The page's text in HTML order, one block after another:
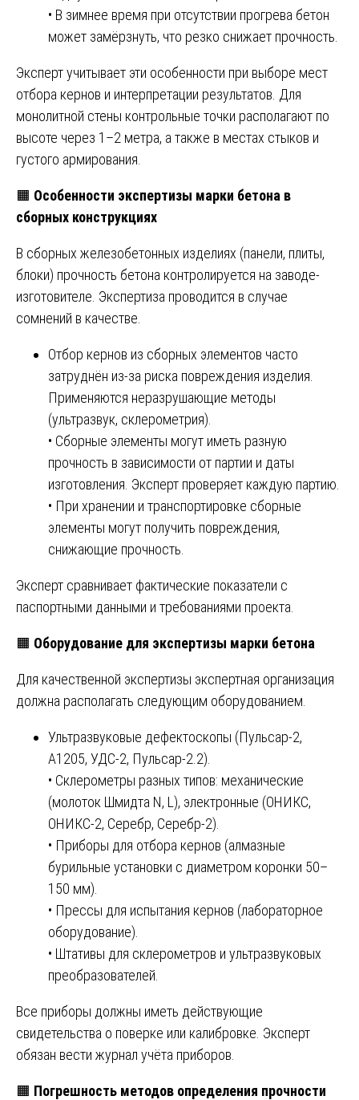
• В зимнее время при отсутствии прогрева бетон
может замёрзнуть, что резко снижает прочность.
Эксперт учитывает эти особенности при выборе мест
отбора кернов и интерпретации результатов. Для
монолитной стены контрольные точки располагают по
высоте через 1–2 метра, а также в местах стыков и
густого армирования.
🟧 Особенности экспертизы марки бетона в
сборных конструкциях
В сборных железобетонных изделиях (панели, плиты,
блоки) прочность бетона контролируется на заводе-
изготовителе. Экспертиза проводится в случае
сомнений в качестве.
Отбор кернов из сборных элементов часто
затруднён из-за риска повреждения изделия.
Применяются неразрушающие методы
(ультразвук, склерометрия).
• Сборные элементы могут иметь разную
прочность в зависимости от партии и даты
изготовления. Эксперт проверяет каждую партию.
• При хранении и транспортировке сборные
элементы могут получить повреждения,
снижающие прочность.
Эксперт сравнивает фактические показатели с
паспортными данными и требованиями проекта.
🟧 Оборудование для экспертизы марки бетона
Для качественной экспертизы экспертная организация
должна располагать следующим оборудованием.
Ультразвуковые дефектоскопы (Пульсар-2,
А1205, УДС-2, Пульсар-2.2).
• Склерометры разных типов: механические
(молоток Шмидта N, L), электронные (ОНИКС,
ОНИКС-2, Серебр, Серебр-2).
• Приборы для отбора кернов (алмазные
бурильные установки с диаметром коронки 50–
150 мм).
• Прессы для испытания кернов (лабораторное
оборудование).
• Штативы для склерометров и ультразвуковых
преобразователей.
Все приборы должны иметь действующие
свидетельства о поверке или калибровке. Эксперт
обязан вести журнал учёта приборов.
🟧 Погрешность методов определения прочности